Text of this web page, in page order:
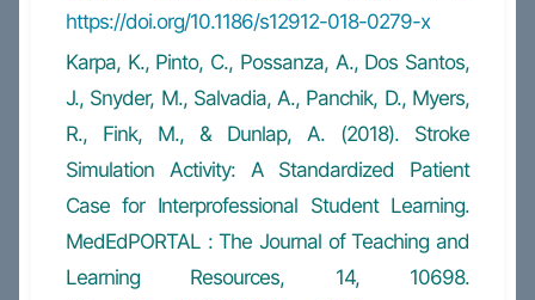
https://doi.org/10.1186/s12912-018-0279-x
Karpa, K., Pinto, C., Possanza, A., Dos Santos,
J., Snyder, M., Salvadia, A., Panchik, D., Myers,
R., Fink, M., & Dunlap, A. (2018). Stroke
Simulation Activity: A Standardized Patient
Case for Interprofessional Student Learning.
MedEdPORTAL : The Journal of Teaching and
Learning Resources, 14, 10698.